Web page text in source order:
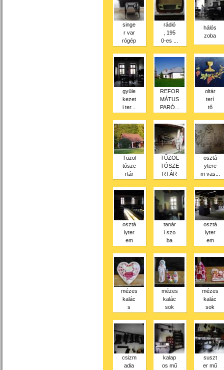
singe
r var
rógép
rádió
, 195
0-es ...
hálós
zoba
gyüle
kezet
i ter...
REFOR
MÁTUS
PARÓ...
oltár
terí
tő
Tüzol
tósze
rtár
TŰZOL
TÓSZE
RTÁR
osztá
ytere
m vas...
osztá
lyter
em
tanár
i szo
ba
osztá
lyter
em
mézes
kalác
s
mézes
kalác
sok
mézes
kalác
sok
csizm
adia
kalap
os mű
suszt
er mű